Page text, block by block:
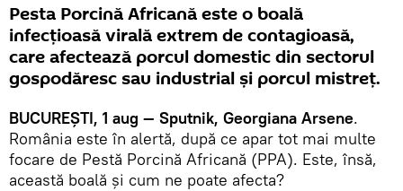
Pesta Porcină Africană este o boală
infecţioasă virală extrem de contagioasă,
care afectează porcul domestic din sectorul
gospodăresc sau industrial şi porcul mistreţ.
BUCUREŞTI, 1 aug — Sputnik, Georgiana Arsene.
România este în alertă, după ce apar tot mai multe
focare de Pestă Porcină Africană (PPA). Este, însă,
această boală şi cum ne poate afecta?